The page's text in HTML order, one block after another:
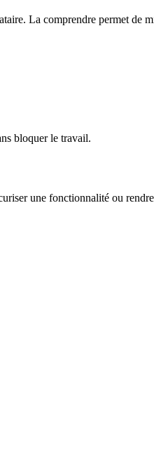
La comprendre permet de
bloquer le travail.
une fonctionnalité ou